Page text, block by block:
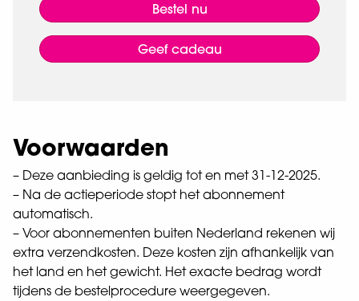
Bestel nu
Geef cadeau
Voorwaarden
– Deze aanbieding is geldig tot en met 31-12-2025.
– Na de actieperiode stopt het abonnement
automatisch.
– Voor abonnementen buiten Nederland rekenen wij
extra verzendkosten. Deze kosten zijn afhankelijk van
het land en het gewicht. Het exacte bedrag wordt
tijdens de bestelprocedure weergegeven.